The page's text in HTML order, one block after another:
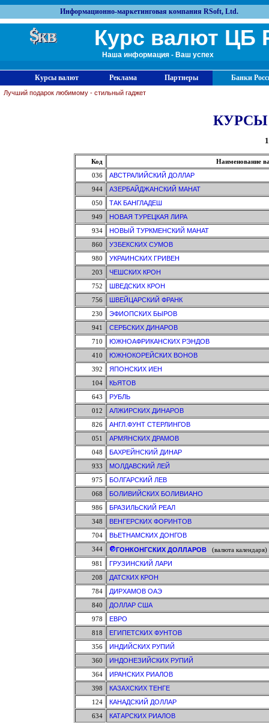
Информационно-маркетинговая компания RSoft, Ltd.
Курс валют ЦБ
Наша информация - Ваш успех
Курсы валют Реклама Партнеры Банки
Лучший подарок любимому - стильный гаджет
Код
Наименование
036
АВСТРАЛИЙСКИЙ ДОЛЛАР
944
АЗЕРБАЙДЖАНСКИЙ МАНАТ
050
ТАК БАНГЛАДЕШ
949
НОВАЯ ТУРЕЦКАЯ ЛИРА
934
НОВЫЙ ТУРКМЕНСКИЙ МАНАТ
860
УЗБЕКСКИХ СУМОВ
980
УКРАИНСКИХ ГРИВЕН
203
ЧЕШСКИХ КРОН
752
ШВЕДСКИХ КРОН
756
ШВЕЙЦАРСКИЙ ФРАНК
230
ЭФИОПСКИХ БЫРОВ
941
СЕРБСКИХ ДИНАРОВ
710
ЮЖНОАФРИКАНСКИХ РЭНДОВ
410
ЮЖНОКОРЕЙСКИХ ВОНОВ
392
ЯПОНСКИХ ИЕН
104
КЬЯТОВ
643
РУБЛЬ
012
АЛЖИРСКИХ ДИНАРОВ
826
АНГЛ.ФУНТ СТЕРЛИНГОВ
051
АРМЯНСКИХ ДРАМОВ
048
БАХРЕЙНСКИЙ ДИНАР
933
МОЛДАВСКИЙ ЛЕЙ
975
БОЛГАРСКИЙ ЛЕВ
068
БОЛИВИЙСКИХ БОЛИВИАНО
986
БРАЗИЛЬСКИЙ РЕАЛ
348
ВЕНГЕРСКИХ ФОРИНТОВ
704
ВЬЕТНАМСКИХ ДОНГОВ
344
ГОНКОНГСКИХ ДОЛЛАРОВ(валюта календаря)
981
ГРУЗИНСКИЙ ЛАРИ
208
ДАТСКИХ КРОН
784
ДИРХАМОВ ОАЭ
840
ДОЛЛАР США
978
ЕВРО
818
ЕГИПЕТСКИХ ФУНТОВ
356
ИНДИЙСКИХ РУПИЙ
360
ИНДОНЕЗИЙСКИХ РУПИЙ
364
ИРАНСКИХ РИАЛОВ
398
КАЗАХСКИХ ТЕНГЕ
124
КАНАДСКИЙ ДОЛЛАР
634
КАТАРСКИХ РИАЛОВ